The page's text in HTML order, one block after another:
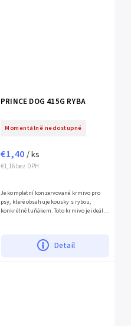
PRINCE DOG 415G RYBA
Momentálně nedostupné
€1,16 bez DPH
€1,40 / ks
Detail
Je kompletní konzervované krmivo pro
psy, které obsahuje kousky s rybou,
konkrétně tuňákem. Toto krmivo je ideální